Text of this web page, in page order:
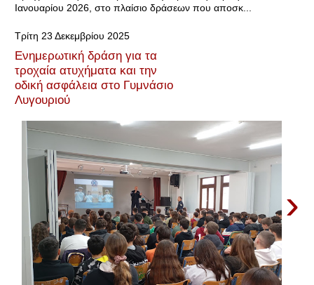
Ιανουαρίου 2026, στο πλαίσιο δράσεων που αποσκ...
Τρίτη 23 Δεκεμβρίου 2025
Ενημερωτική δράση για τα
τροχαία ατυχήματα και την
οδική ασφάλεια στο Γυμνάσιο
Λυγουριού
›